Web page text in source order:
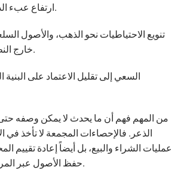
ارتفاع عبء الدين الأمريكي.
تنويع الاحتياطيات نحو الذهب، والأصول
خارج النظام الدولاري.
السعي إلى تقليل الاعتماد على البنية
من المهم فهم أن ما يحدث لا يمكن وصفه حتى
الذعر. فالإحصاءات المجمعة لا تأخذ في
عمليات الشراء والبيع، بل أيضاً إعادة
حفظ الأصول عبر المراكز المالية الدولية.